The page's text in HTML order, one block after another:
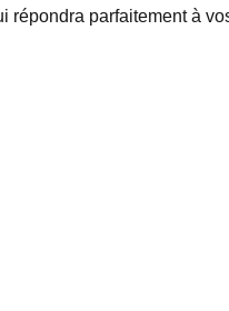
répondra parfaitement à